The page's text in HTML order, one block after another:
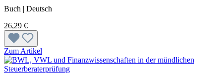
Buch | Deutsch
26,29 €
Zum Artikel